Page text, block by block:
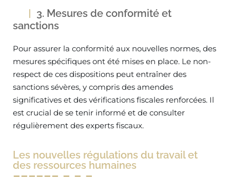
3. Mesures de conformité et
sanctions
Pour assurer la conformité aux nouvelles normes, des
mesures spécifiques ont été mises en place. Le non-
respect de ces dispositions peut entraîner des
sanctions sévères, y compris des amendes
significatives et des vérifications fiscales renforcées. Il
est crucial de se tenir informé et de consulter
régulièrement des experts fiscaux.
Les nouvelles régulations du travail et
des ressources humaines